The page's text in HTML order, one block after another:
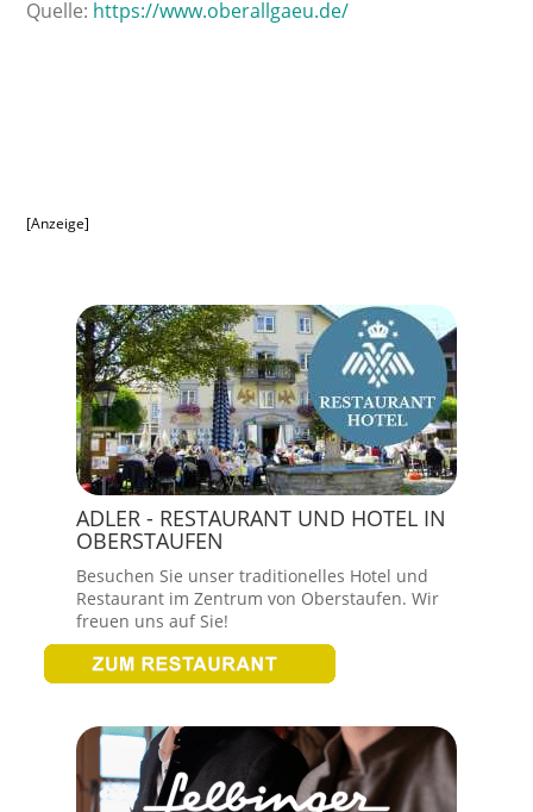
Quelle: https://www.oberallgaeu.de/
[Anzeige]
ADLER - RESTAURANT UND HOTEL IN
OBERSTAUFEN
Besuchen Sie unser traditionelles Hotel und
Restaurant im Zentrum von Oberstaufen. Wir
freuen uns auf Sie!